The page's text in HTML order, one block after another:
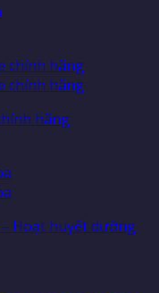
hãng
Hoạt huyết dưỡng